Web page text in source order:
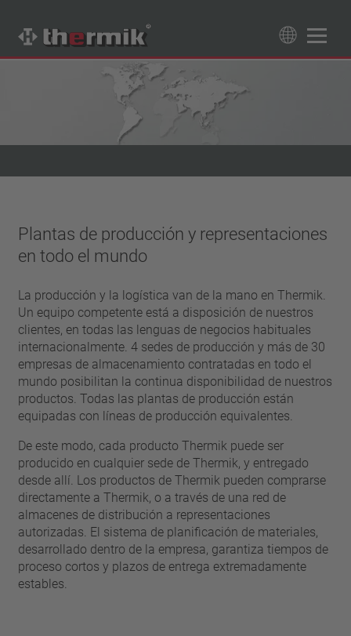
Buscador de productos
Tipo de conmutador
Gama de temperatura
1,6 A – 7,5 A
4 A – 25 A
25 A – 75 A
Reposición
con aislamiento
sin aislamiento
Conexión
conductor
pin
filamento
Aprobaciones
VDE
UL
ENEC
IEC
CSA
CQC
CMJ
aplicar filtros
Eliminar filtro
filtros estrechos
Plantas de producción y representaciones
en todo el mundo
La producción y la logística van de la mano en Thermik.
Un equipo competente está a disposición de nuestros
clientes, en todas las lenguas de negocios habituales
internacionalmente. 4 sedes de producción y más de 30
empresas de almacenamiento contratadas en todo el
mundo posibilitan la continua disponibilidad de nuestros
productos. Todas las plantas de producción están
equipadas con líneas de producción equivalentes.
De este modo, cada producto Thermik puede ser
producido en cualquier sede de Thermik, y entregado
desde allí. Los productos de Thermik pueden comprarse
directamente a Thermik, o a través de una red de
almacenes de distribución a representaciones
autorizadas. El sistema de planificación de materiales,
desarrollado dentro de la empresa, garantiza tiempos de
proceso cortos y plazos de entrega extremadamente
estables.